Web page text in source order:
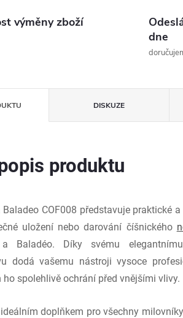
výměny zboží
dne
DISKUZE
produktu
COF008 představuje praktické
uložení nebo darování číšnického
Baladéo. Díky svému
dodá vašemu nástroji vysoce
ho spolehlivě ochrání před vnějšími vlivy.
doplňkem pro všechny